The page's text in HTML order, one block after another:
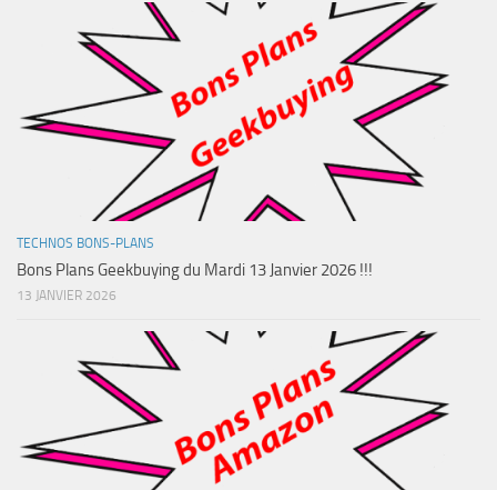
TECHNOS BONS-PLANS
Bons Plans Geekbuying du Mardi 13 Janvier 2026 !!!
13 JANVIER 2026